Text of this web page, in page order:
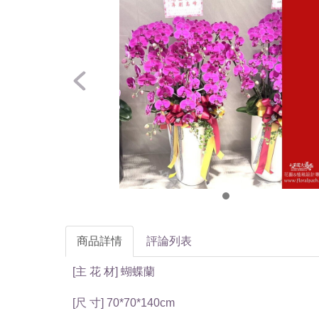
商品詳情 評論列表
[主 花 材] 蝴蝶蘭
[尺 寸] 70*70*140cm